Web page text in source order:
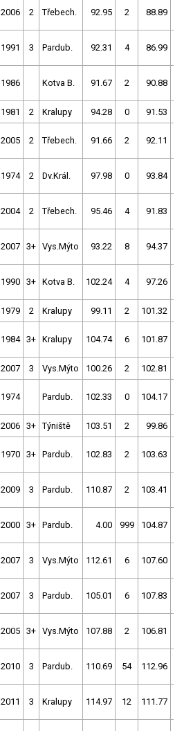
2006 2 Třebech. 92.95 2 88.89
1991 3 Pardub. 92.31 4 86.99
1986 Kotva B. 91.67 2 90.88
1981 2 Kralupy 94.28 0 91.53
2005 2 Třebech. 91.66 2 92.11
1974 2 Dv.Král. 97.98 0 93.84
2004 2 Třebech. 95.46 4 91.83
2007 3+ Vys.Mýto 93.22 8 94.37
1990 3+ Kotva B. 102.24 4 97.26
1979 2 Kralupy 99.11 2 101.32
1984 3+ Kralupy 104.74 6 101.87
2007 3 Vys.Mýto 100.26 2 102.81
1974 Pardub. 102.33 0 104.17
2006 3+ Týniště 103.51 2 99.86
1970 3+ Pardub. 102.83 2 103.63
2009 3 Pardub. 110.87 2 103.41
2000 3+ Pardub. 4.00 999 104.87
2007 3 Vys.Mýto 112.61 6 107.60
2007 3 Pardub. 105.01 6 107.83
2005 3+ Vys.Mýto 107.88 2 106.81
2010 3 Pardub. 110.69 54 112.96
2011 3 Kralupy 114.97 12 111.77